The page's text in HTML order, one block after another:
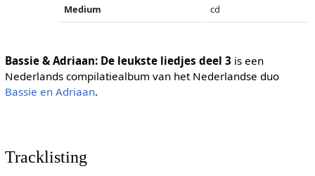
Medium cd
Bassie & Adriaan: De leukste liedjes deel 3 is een
Nederlands compilatiealbum van het Nederlandse duo
Bassie en Adriaan.
Tracklisting